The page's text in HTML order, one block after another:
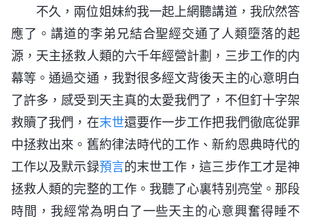
不久，兩位姐妹約我一起上網聽講道，我欣然答
應了。講道的李弟兄結合聖經交通了人類墮落的起
源，天主拯救人類的六千年經營計劃，三步工作的内
幕等。通過交通，我對很多經文背後天主的心意明白
了許多，感受到天主真的太愛我們了，不但釘十字架
救贖了我們，在末世還要作一步工作把我們徹底從罪
中拯救出來。舊約律法時代的工作、新約恩典時代的
工作以及默示録預言的末世工作，這三步作工才是神
拯救人類的完整的工作。我聽了心裏特别亮堂。那段
時間，我經常為明白了一些天主的心意興奮得睡不